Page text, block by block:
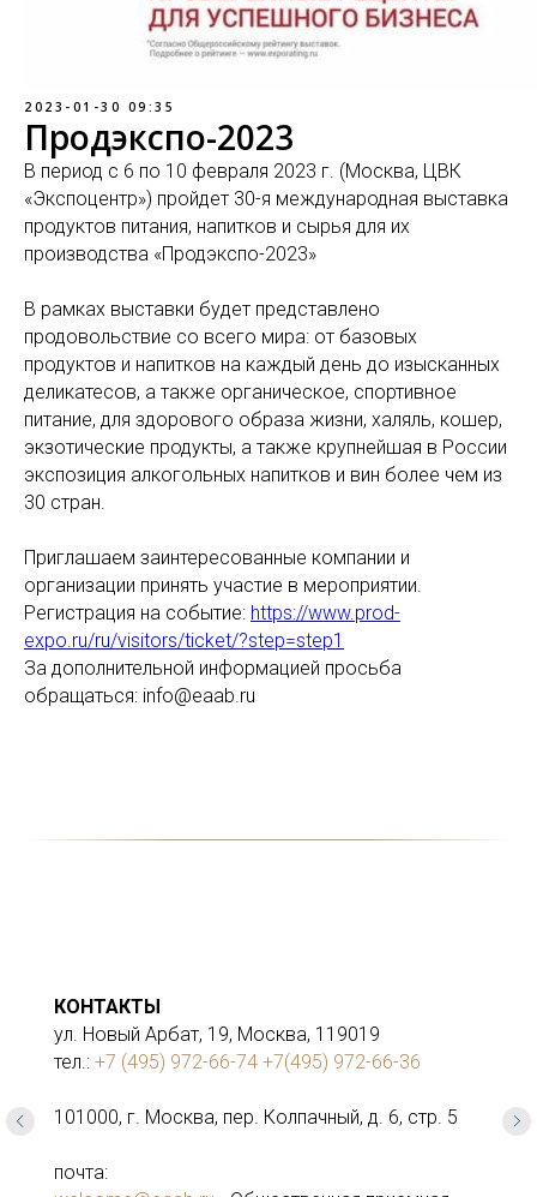
2023-01-30 09:35
Продэкспо-2023
В период с 6 по 10 февраля 2023 г. (Москва, ЦВК
«Экспоцентр») пройдет 30-я международная выставка
продуктов питания, напитков и сырья для их
производства «Продэкспо-2023»
В рамках выставки будет представлено
продовольствие со всего мира: от базовых
продуктов и напитков на каждый день до изысканных
деликатесов, а также органическое, спортивное
питание, для здорового образа жизни, халяль, кошер,
экзотические продукты, а также крупнейшая в России
экспозиция алкогольных напитков и вин более чем из
30 стран.
Приглашаем заинтересованные компании и
организации принять участие в мероприятии.
Регистрация на событие: https://www.prod-
expo.ru/ru/visitors/ticket/?step=step1
За дополнительной информацией просьба
обращаться: info@eaab.ru
КОНТАКТЫ
ул. Новый Арбат, 19, Москва, 119019
тел.: +7 (495) 972-66-74 +7(495) 972-66-36
101000, г. Москва, пер. Колпачный, д. 6, стр. 5
почта: